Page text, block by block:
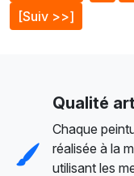
[Suiv >>]
Qualité
Chaque
réalisée à la
utilisant les